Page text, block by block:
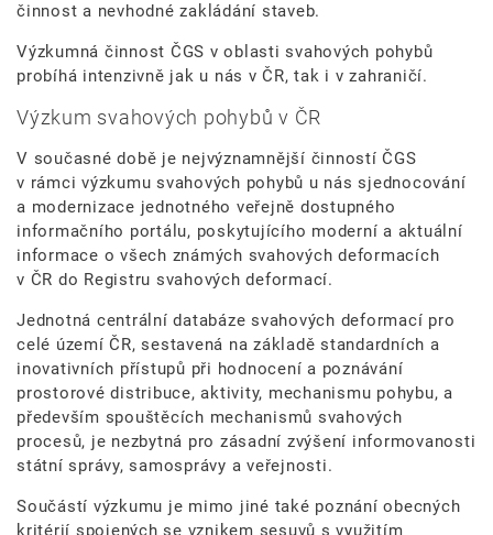
činnost a nevhodné zakládání staveb.
Výzkumná činnost ČGS v oblasti svahových pohybů
probíhá intenzivně jak u nás v ČR, tak i v zahraničí.
Výzkum svahových pohybů v ČR
V současné době je nejvýznamnější činností ČGS
v rámci výzkumu svahových pohybů u nás sjednocování
a modernizace jednotného veřejně dostupného
informačního portálu, poskytujícího moderní a aktuální
informace o všech známých svahových deformacích
v ČR do Registru svahových deformací.
Jednotná centrální databáze svahových deformací pro
celé území ČR, sestavená na základě standardních a
inovativních přístupů při hodnocení a poznávání
prostorové distribuce, aktivity, mechanismu pohybu, a
především spouštěcích mechanismů svahových
procesů, je nezbytná pro zásadní zvýšení informovanosti
státní správy, samosprávy a veřejnosti.
Součástí výzkumu je mimo jiné také poznání obecných
kritérií spojených se vznikem sesuvů s využitím